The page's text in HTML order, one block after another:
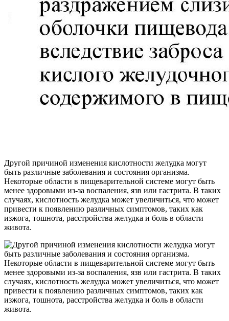
Другой причиной изменения кислотности желудка могут
быть различные заболевания и состояния организма.
Некоторые области в пищеварительной системе могут быть
менее здоровыми из-за воспаления, язв или гастрита. В таких
случаях, кислотность желудка может увеличиться, что может
привести к появлению различных симптомов, таких как
изжога, тошнота, расстройства желудка и боль в области
живота.